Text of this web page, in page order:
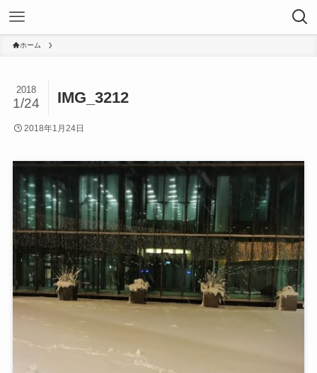
ホーム
IMG_3212
2018
1/24
2018年1月24日